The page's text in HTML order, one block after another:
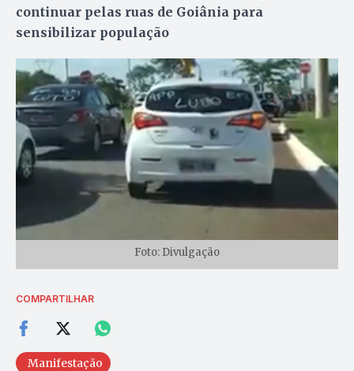
continuar pelas ruas de Goiânia para
sensibilizar população
Foto: Divulgação
COMPARTILHAR
Manifestação